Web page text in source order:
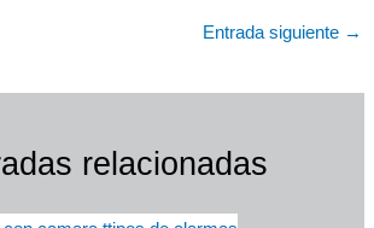
Entrada siguiente →
relacionadas